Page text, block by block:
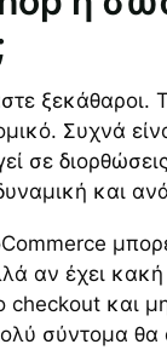
ξεκάθαροι.
Συχνά
σε
και
αν έχει
και
σύντομα θα